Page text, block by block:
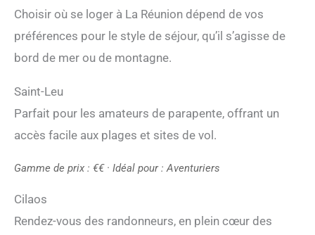
Choisir où se loger à La Réunion dépend de vos
préférences pour le style de séjour, qu’il s’agisse de
bord de mer ou de montagne.
Saint-Leu
Parfait pour les amateurs de parapente, offrant un
accès facile aux plages et sites de vol.
Gamme de prix : €€ · Idéal pour : Aventuriers
Cilaos
Rendez-vous des randonneurs, en plein cœur des